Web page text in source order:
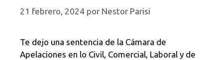
21 febrero, 2024 por Nestor Parisi
Te dejo una sentencia de la Cámara de
Apelaciones en lo Civil, Comercial, Laboral y de